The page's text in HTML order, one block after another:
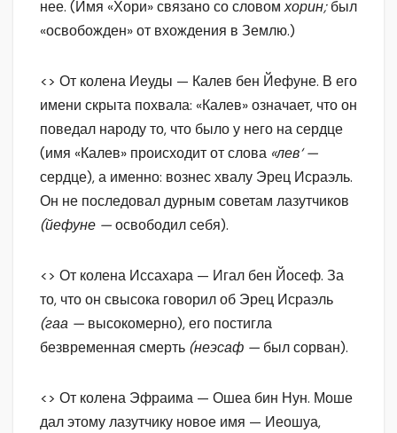
нее. (Имя «Хори» связано со словомхорин;был
«освобожден» от вхождения в Землю.)
<> От колена Иеуды — Калев бен Йефуне. В его
имени скрыта похвала: «Калев» означает, что он
поведал народу то, что было у него на сердце
(имя «Калев» происходит от слова «лев‘ —
сердце), а именно: вознес хвалу Эрец Исраэль.
Он не последовал дурным советам лазутчиков
(йефуне —освободил себя).
<> От колена Иссахара — Игал бен Йосеф. За
то, что он свысока говорил об Эрец Исраэль
(гаа — высокомерно), его постигла
безвременная смерть (неэсаф — был сорван).
<> От колена Эфраима — Ошеа бин Нун. Моше
дал этому лазутчику новое имя — Иеошуа,